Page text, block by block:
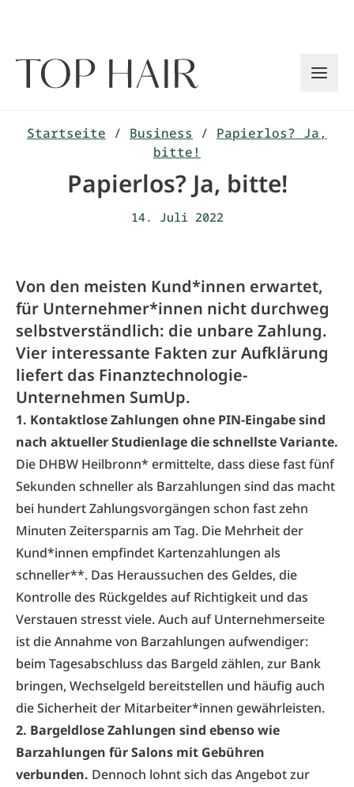
Startseite / Business / Papierlos? Ja,
bitte!
Papierlos? Ja, bitte!
14. Juli 2022
Von den meisten Kund*innen erwartet,
für Unternehmer*innen nicht durchweg
selbstverständlich: die unbare Zahlung.
Vier interessante Fakten zur Aufklärung
liefert das Finanztechnologie-
Unternehmen SumUp.
1. Kontaktlose Zahlungen ohne PIN-Eingabe sind
nach aktueller Studienlage die schnellste Variante.
Die DHBW Heilbronn* ermittelte, dass diese fast fünf
Sekunden schneller als Barzahlungen sind das macht
bei hundert Zahlungsvorgängen schon fast zehn
Minuten Zeitersparnis am Tag. Die Mehrheit der
Kund*innen empfindet Kartenzahlungen als
schneller**. Das Heraussuchen des Geldes, die
Kontrolle des Rückgeldes auf Richtigkeit und das
Verstauen stresst viele. Auch auf Unternehmerseite
ist die Annahme von Barzahlungen aufwendiger:
beim Tagesabschluss das Bargeld zählen, zur Bank
bringen, Wechselgeld bereitstellen und häufig auch
die Sicherheit der Mitarbeiter*innen gewährleisten.
2. Bargeldlose Zahlungen sind ebenso wie
Barzahlungen für Salons mit Gebühren
verbunden. Dennoch lohnt sich das Angebot zur